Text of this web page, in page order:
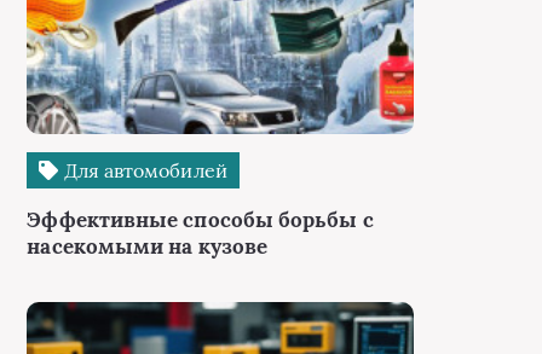
Для автомобилей
Эффективные способы борьбы с
насекомыми на кузове